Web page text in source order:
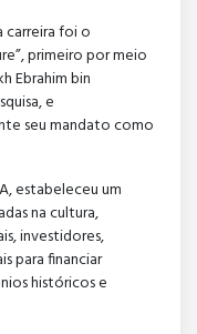
carreira foi o
primeiro por meio
Ebrahim bin
e
seu mandato como
estabeleceu um
na cultura,
investidores,
para financiar
históricos e